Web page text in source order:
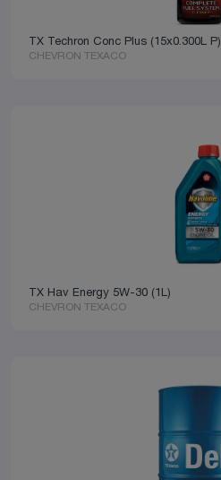
TX Techron Conc Plus (15x0.300L P)
CHEVRON TEXACO
TX Hav Energy 5W-30 (1L)
CHEVRON TEXACO